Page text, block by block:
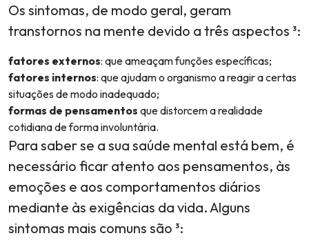
Os sintomas, de modo geral, geram
transtornos na mente devido a três aspectos ³:
fatores externos: que ameaçam funções específicas;
fatores internos: que ajudam o organismo a reagir a certas
situações de modo inadequado;
formas de pensamentos que distorcem a realidade
cotidiana de forma involuntária.
Para saber se a sua saúde mental está bem, é
necessário ficar atento aos pensamentos, às
emoções e aos comportamentos diários
mediante às exigências da vida. Alguns
sintomas mais comuns são ³: